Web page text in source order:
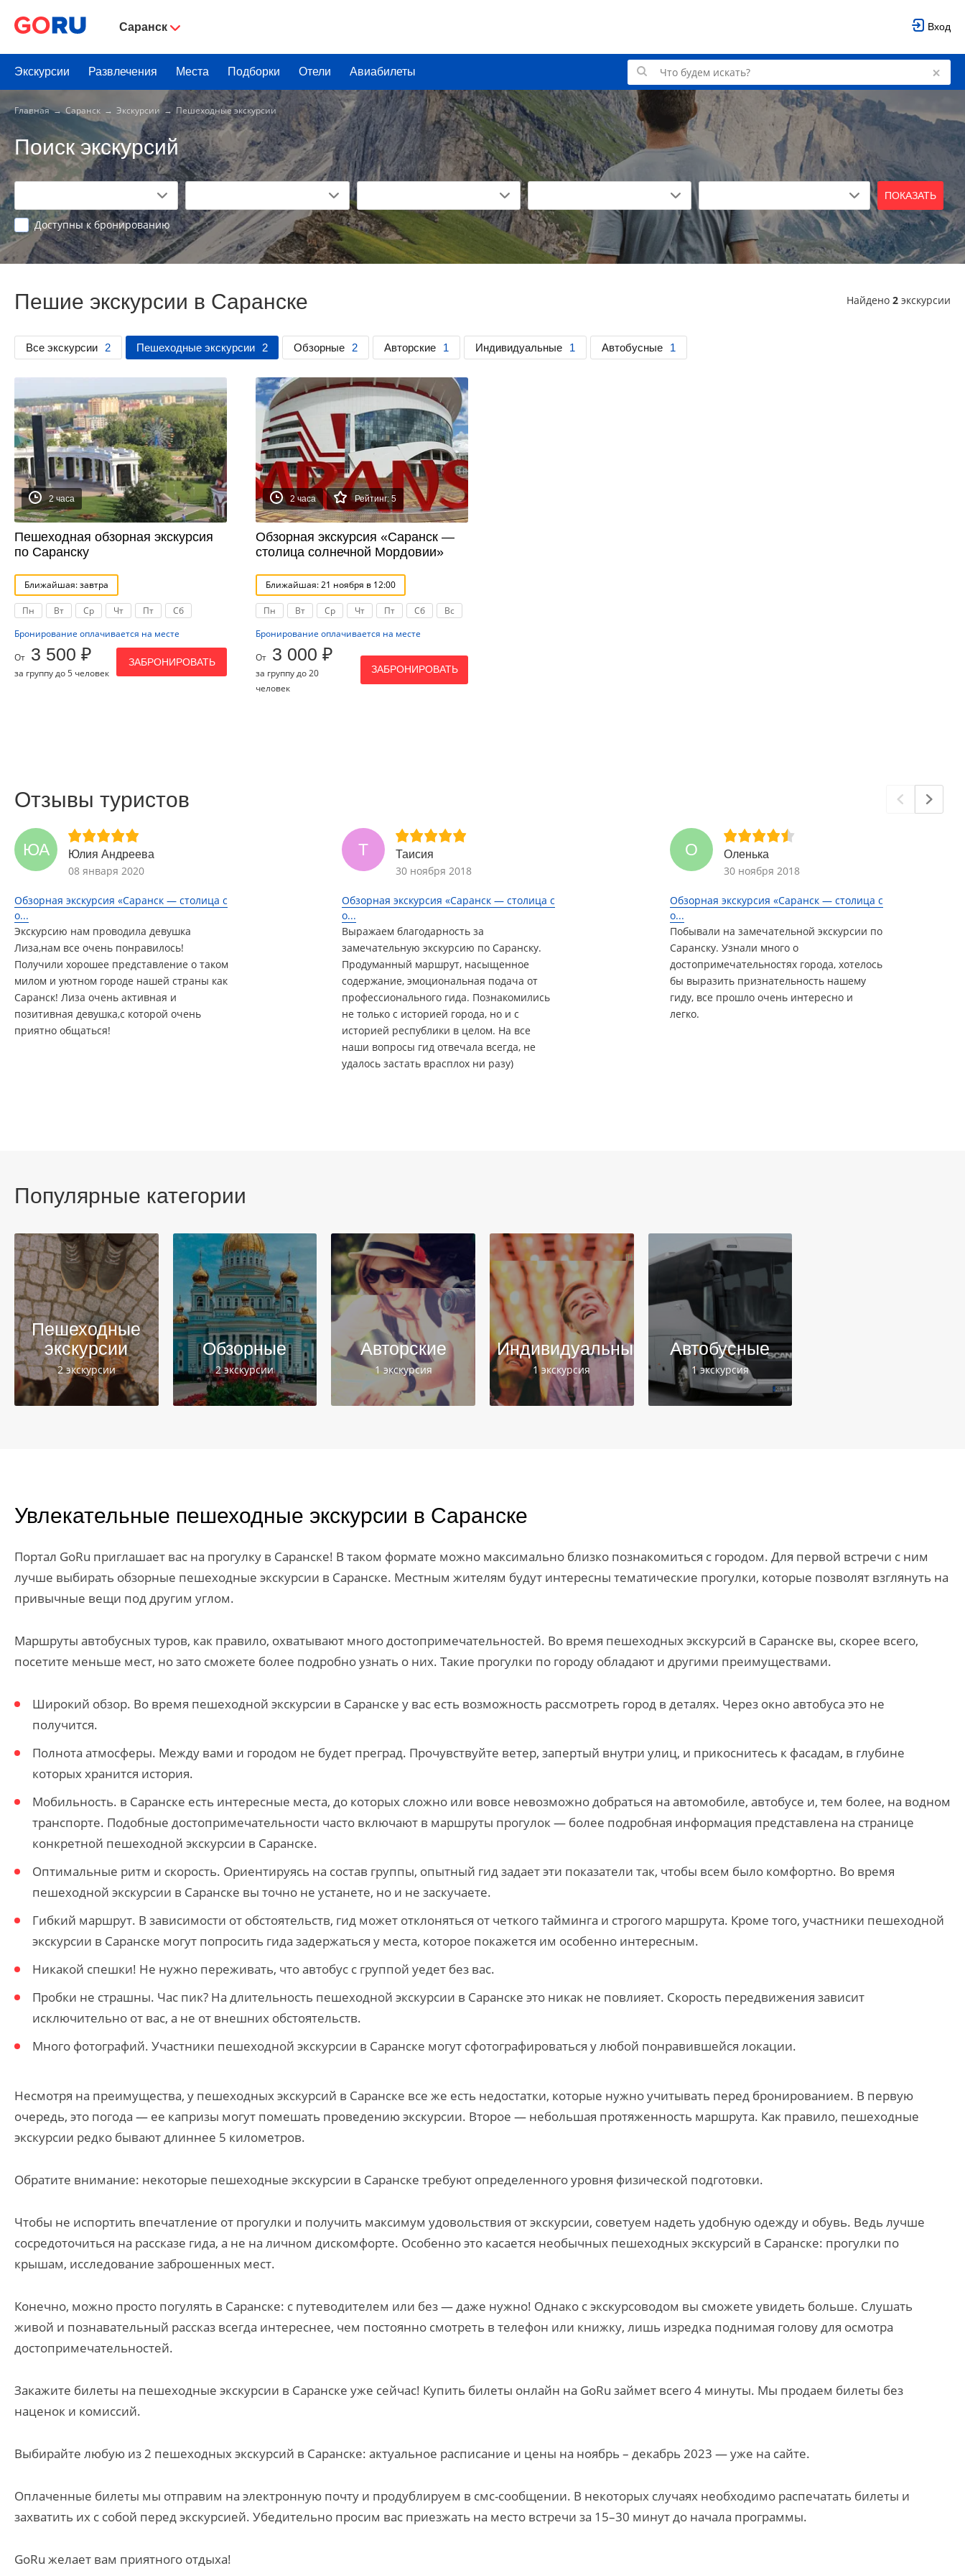
Саранск Вход
Экскурсии Развлечения Места Подборки Отели Авиабилеты
Главная Саранск Экскурсии Пешеходные экскурсии
Поиск экскурсий
ПОКАЗАТЬ
Доступны к бронированию
Пешие экскурсии в Саранске Найдено 2 экскурсии
Все экскурсии 2 Пешеходные экскурсии 2 Обзорные 2 Авторские 1 Индивидуальные 1 Автобусные 1
2 часа
Пешеходная обзорная экскурсия
по Саранску
Ближайшая: завтра
Пн Вт Ср Чт Пт
Сб
Бронирование оплачивается на месте
От 3 500 ₽
за группу до 5 человек
ЗАБРОНИРОВАТЬ
2 часа Рейтинг: 5
Обзорная экскурсия «Саранск —
столица солнечной Мордовии»
Ближайшая: 21 ноября в 12:00
Пн Вт Ср Чт Пт Сб
Вс
Бронирование оплачивается на месте
От 3 000 ₽
за группу до 20
человек
ЗАБРОНИРОВАТЬ
Отзывы туристов
ЮА Юлия Андреева
08 января 2020
Обзорная экскурсия «Саранск — столица с
о...
Экскурсию нам проводила девушка
Лиза,нам все очень понравилось!
Получили хорошее представление о таком
милом и уютном городе нашей страны как
Саранск! Лиза очень активная и
позитивная девушка,с которой очень
приятно общаться!
Т Таисия
30 ноября 2018
Обзорная экскурсия «Саранск — столица с
о...
Выражаем благодарность за
замечательную экскурсию по Саранску.
Продуманный маршрут, насыщенное
содержание, эмоциональная подача от
профессионального гида. Познакомились
не только с историей города, но и с
историей республики в целом. На все
наши вопросы гид отвечала всегда, не
удалось застать врасплох ни разу)
О Оленька
30 ноября 2018
Обзорная экскурсия «Саранск — столица с
о...
Побывали на замечательной экскурсии по
Саранску. Узнали много о
достопримечательностях города, хотелось
бы выразить признательность нашему
гиду, все прошло очень интересно и
легко.
Популярные категории
Пешеходные
экскурсии
2 экскурсии
Обзорные
2 экскурсии
Авторские
1 экскурсия
Индивидуальные
1 экскурсия
Автобусные
1 экскурсия
Увлекательные пешеходные экскурсии в Саранске
Портал GoRu приглашает вас на прогулку в Саранске! В таком формате можно максимально близко познакомиться с городом. Для первой встречи с ним
лучше выбирать обзорные пешеходные экскурсии в Саранске. Местным жителям будут интересны тематические прогулки, которые позволят взглянуть на
привычные вещи под другим углом.
Маршруты автобусных туров, как правило, охватывают много достопримечательностей. Во время пешеходных экскурсий в Саранске вы, скорее всего,
посетите меньше мест, но зато сможете более подробно узнать о них. Такие прогулки по городу обладают и другими преимуществами.
Широкий обзор. Во время пешеходной экскурсии в Саранске у вас есть возможность рассмотреть город в деталях. Через окно автобуса это не
получится.
Полнота атмосферы. Между вами и городом не будет преград. Прочувствуйте ветер, запертый внутри улиц, и прикоснитесь к фасадам, в глубине
которых хранится история.
Мобильность. в Саранске есть интересные места, до которых сложно или вовсе невозможно добраться на автомобиле, автобусе и, тем более, на водном
транспорте. Подобные достопримечательности часто включают в маршруты прогулок — более подробная информация представлена на странице
конкретной пешеходной экскурсии в Саранске.
Оптимальные ритм и скорость. Ориентируясь на состав группы, опытный гид задает эти показатели так, чтобы всем было комфортно. Во время
пешеходной экскурсии в Саранске вы точно не устанете, но и не заскучаете.
Гибкий маршрут. В зависимости от обстоятельств, гид может отклоняться от четкого тайминга и строгого маршрута. Кроме того, участники пешеходной
экскурсии в Саранске могут попросить гида задержаться у места, которое покажется им особенно интересным.
Никакой спешки! Не нужно переживать, что автобус с группой уедет без вас.
Пробки не страшны. Час пик? На длительность пешеходной экскурсии в Саранске это никак не повлияет. Скорость передвижения зависит
исключительно от вас, а не от внешних обстоятельств.
Много фотографий. Участники пешеходной экскурсии в Саранске могут сфотографироваться у любой понравившейся локации.
Несмотря на преимущества, у пешеходных экскурсий в Саранске все же есть недостатки, которые нужно учитывать перед бронированием. В первую
очередь, это погода — ее капризы могут помешать проведению экскурсии. Второе — небольшая протяженность маршрута. Как правило, пешеходные
экскурсии редко бывают длиннее 5 километров.
Обратите внимание: некоторые пешеходные экскурсии в Саранске требуют определенного уровня физической подготовки.
Чтобы не испортить впечатление от прогулки и получить максимум удовольствия от экскурсии, советуем надеть удобную одежду и обувь. Ведь лучше
сосредоточиться на рассказе гида, а не на личном дискомфорте. Особенно это касается необычных пешеходных экскурсий в Саранске: прогулки по
крышам, исследование заброшенных мест.
Конечно, можно просто погулять в Саранске: с путеводителем или без — даже нужно! Однако с экскурсоводом вы сможете увидеть больше. Слушать
живой и познавательный рассказ всегда интереснее, чем постоянно смотреть в телефон или книжку, лишь изредка поднимая голову для осмотра
достопримечательностей.
Закажите билеты на пешеходные экскурсии в Саранске уже сейчас! Купить билеты онлайн на GoRu займет всего 4 минуты. Мы продаем билеты без
наценок и комиссий.
Выбирайте любую из 2 пешеходных экскурсий в Саранске: актуальное расписание и цены на ноябрь – декабрь 2023 — уже на сайте.
Оплаченные билеты мы отправим на электронную почту и продублируем в смс-сообщении. В некоторых случаях необходимо распечатать билеты и
захватить их с собой перед экскурсией. Убедительно просим вас приезжать на место встречи за 15–30 минут до начала программы.
GoRu желает вам приятного отдыха!